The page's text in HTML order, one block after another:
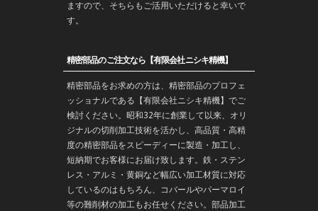
ますので、そちらもご活用いただけると幸いで
す。
精密部品のご注文なら【有限会社ニシキ精機】
精密部品をお求めの方は、精密部品のプロフェ
ッショナルである【有限会社ニシキ精機】でご
検討ください。昭和32年に創業して以来、オリ
ジナルの切削加工技術を活かし、高品質・高精
度の精密部品をスピーディーに製造・加工し、
短納期でお客様にお届け致します。鉄・ステン
レス・アルミ・黄銅など幅広い加工材質に対応
しているのはもちろん、コバールやパーマロイ
等の難削材の加工もお任せください。部品加工